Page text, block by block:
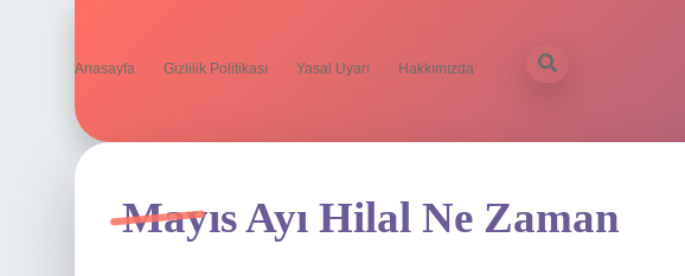
Anasayfa Gizlilik Politikası Yasal Uyarı Hakkımızda
Mayıs Ayı Hilal Ne Zaman